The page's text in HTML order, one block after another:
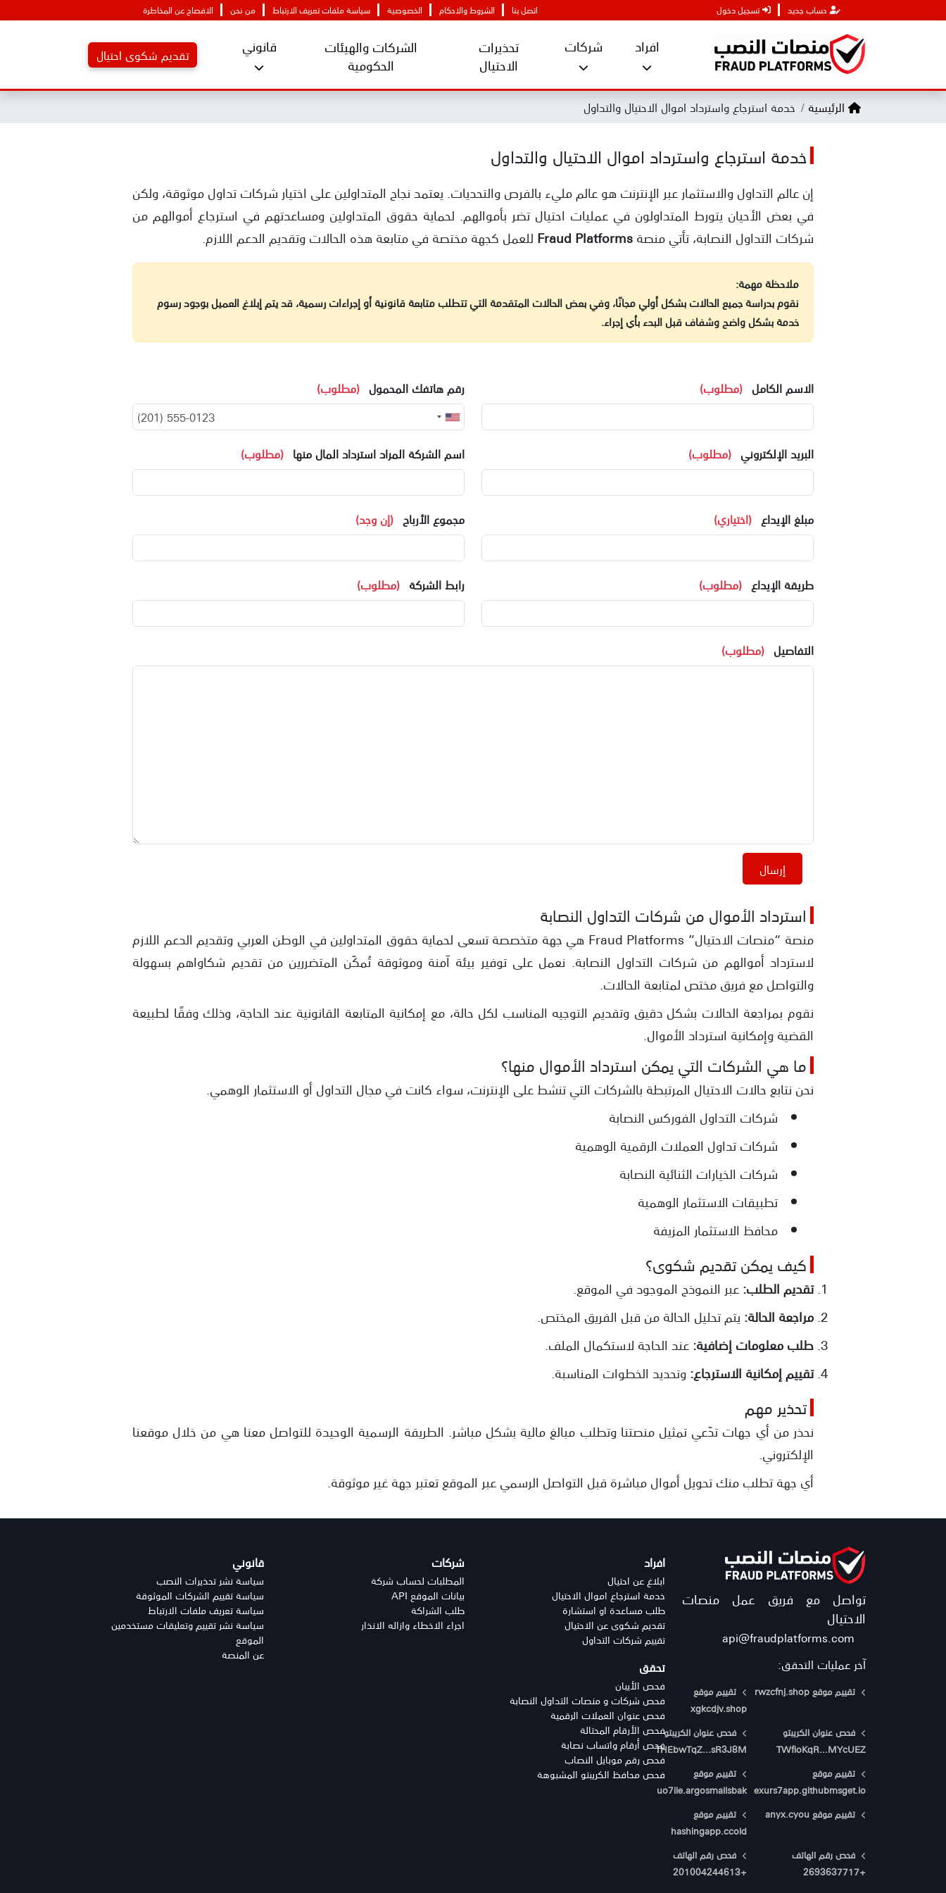
حساب جديد تسجيل دخول اتصل بنا الشروط والاحكام الخصوصية سياسة ملفات تعريف الارتباط من نحن الافصاح عن المخاطرة
افراد شركات تحذيرات
الاحتيال
الشركات والهيئات
الحكومية
قانوني تقديم شكوى احتيال
الرئيسية خدمة استرجاع واسترداد اموال الاحتيال والتداول
خدمة استرجاع واسترداد اموال الاحتيال والتداول
إن عالم التداول والاستثمار عبر الإنترنت هو عالم مليء بالفرص والتحديات. يعتمد نجاح المتداولين على اختيار شركات تداول موثوقة، ولكن
في بعض الأحيان يتورط المتداولون في عمليات احتيال تضر بأموالهم. لحماية حقوق المتداولين ومساعدتهم في استرجاع أموالهم من
شركات التداول النصابة، تأتي منصةFraud Platforms للعمل كجهة مختصة في متابعة هذه الحالات وتقديم الدعم اللازم.
ملاحظة مهمة:
نقوم بدراسة جميع الحالات بشكل أولي مجانًا، وفي بعض الحالات المتقدمة التي تتطلب متابعة قانونية أو إجراءات رسمية، قد يتم إبلاغ العميل بوجود رسوم
خدمة بشكل واضح وشفاف قبل البدء بأي إجراء.
الاسم الكامل (مطلوب) رقم هاتفك المحمول (مطلوب)
البريد الإلكتروني (مطلوب) اسم الشركة المراد استرداد المال منها (مطلوب)
مبلغ الإيداع (اختياري) مجموع الأرباح (إن وجد)
طريقة الإيداع (مطلوب) رابط الشركة (مطلوب)
التفاصيل (مطلوب)
استرداد الأموال من شركات التداول النصابة
منصة “منصات الاحتيال” Fraud Platforms هي جهة متخصصة تسعى لحماية حقوق المتداولين في الوطن العربي وتقديم الدعم اللازم
لاسترداد أموالهم من شركات التداول النصابة. نعمل على توفير بيئة آمنة وموثوقة تُمكّن المتضررين من تقديم شكاواهم بسهولة
والتواصل مع فريق مختص لمتابعة الحالات.
نقوم بمراجعة الحالات بشكل دقيق وتقديم التوجيه المناسب لكل حالة، مع إمكانية المتابعة القانونية عند الحاجة، وذلك وفقًا لطبيعة
القضية وإمكانية استرداد الأموال.
ما هي الشركات التي يمكن استرداد الأموال منها؟
نحن نتابع حالات الاحتيال المرتبطة بالشركات التي تنشط على الإنترنت، سواء كانت في مجال التداول أو الاستثمار الوهمي.
شركات التداول الفوركس النصابة
شركات تداول العملات الرقمية الوهمية
شركات الخيارات الثنائية النصابة
تطبيقات الاستثمار الوهمية
محافظ الاستثمار المزيفة
كيف يمكن تقديم شكوى؟
تقديم الطلب:عبر النموذج الموجود في الموقع.
مراجعة الحالة: يتم تحليل الحالة من قبل الفريق المختص.
طلب معلومات إضافية:عند الحاجة لاستكمال الملف.
تقييم إمكانية الاسترجاع:وتحديد الخطوات المناسبة.
تحذير مهم
نحذر من أي جهات تدّعي تمثيل منصتنا وتطلب مبالغ مالية بشكل مباشر. الطريقة الرسمية الوحيدة للتواصل معنا هي من خلال موقعنا
الإلكتروني.
أي جهة تطلب منك تحويل أموال مباشرة قبل التواصل الرسمي عبر الموقع تعتبر جهة غير موثوقة.
تواصل مع فريق عمل منصات
الاحتيال
api@fraudplatforms.com
آخر عمليات التحقق:
تقييم موقع rwzcfnj.shop
تقييم موقع
xgkcdjv.shop
فحص عنوان الكريبتو
TWfioKqR...MYcUEZ
فحص عنوان الكريبتو
THEbwTqZ...sR3J8M
تقييم موقع
exurs7app.githubmsget.io
تقييم موقع
uo7ile.argosmallsbak
تقييم موقع anyx.cyou
تقييم موقع
hashingapp.ccold
فحص رقم الهاتف
+2693637717
فحص رقم الهاتف
+201004244613
افراد
ابلاغ عن احتيال
خدمة استرجاع اموال الاحتيال
طلب مساعدة او استشارة
تقديم شكوى عن الاحتيال
تقييم شركات التداول
تحقق
فحص الأيبان
فحص شركات و منصات التداول النصابة
فحص عنوان العملات الرقمية
فحص الأرقام المحتالة
فحص أرقام واتساب نصابة
فحص رقم موبايل النصاب
فحص محافظ الكريبتو المشبوهة
شركات
المطلبات لحساب شركة
بيانات الموقع API
طلب الشراكة
اجراء الاخطاء وازاله الانذار
قانوني
سياسة نشر تحذيرات النصب
سياسة تقييم الشركات الموثوقة
سياسة تعريف ملفات الارتباط
سياسة نشر تقييم وتعليقات مستخدمين
الموقع
عن المنصة